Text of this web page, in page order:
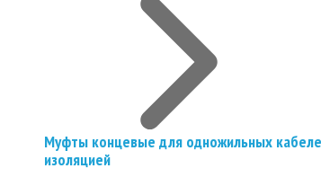
Муфты концевые для одножильных
изоляцией